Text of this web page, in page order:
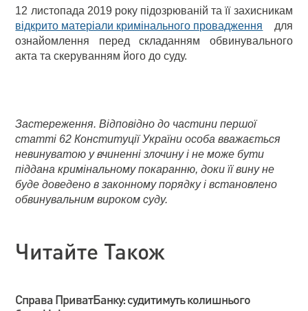
12 листопада 2019 року підозрюваній та її захисникам
відкрито матеріали кримінального провадження для
ознайомлення перед складанням обвинувального
акта та скеруванням його до суду.
Застереження. Відповідно до частини першої
статті 62 Конституції України особа вважається
невинуватою у вчиненні злочину і не може бути
піддана кримінальному покаранню, доки її вину не
буде доведено в законному порядку і встановлено
обвинувальним вироком суду.
Читайте Також
Справа ПриватБанку: судитимуть колишнього